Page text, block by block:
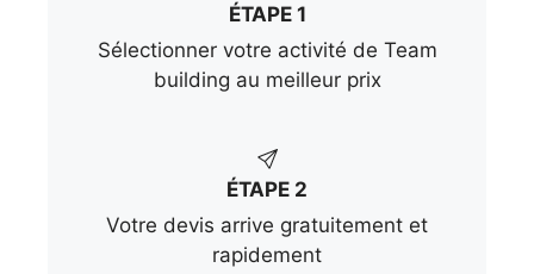
ÉTAPE 1
Sélectionner votre activité de Team
building au meilleur prix
ÉTAPE 2
Votre devis arrive gratuitement et
rapidement